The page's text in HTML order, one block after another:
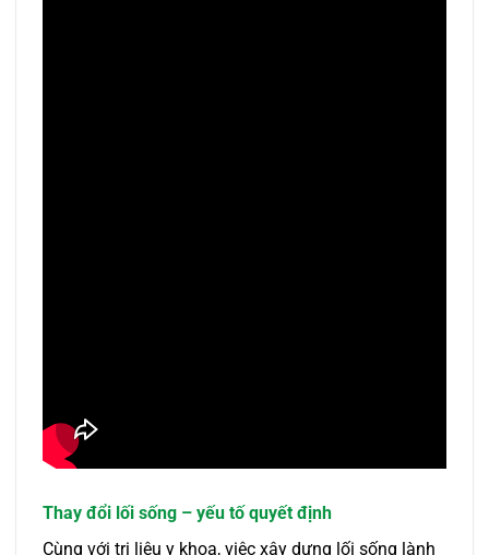
Thay đổi lối sống – yếu tố quyết định
Cùng với trị liệu y khoa, việc xây dựng lối sống lành